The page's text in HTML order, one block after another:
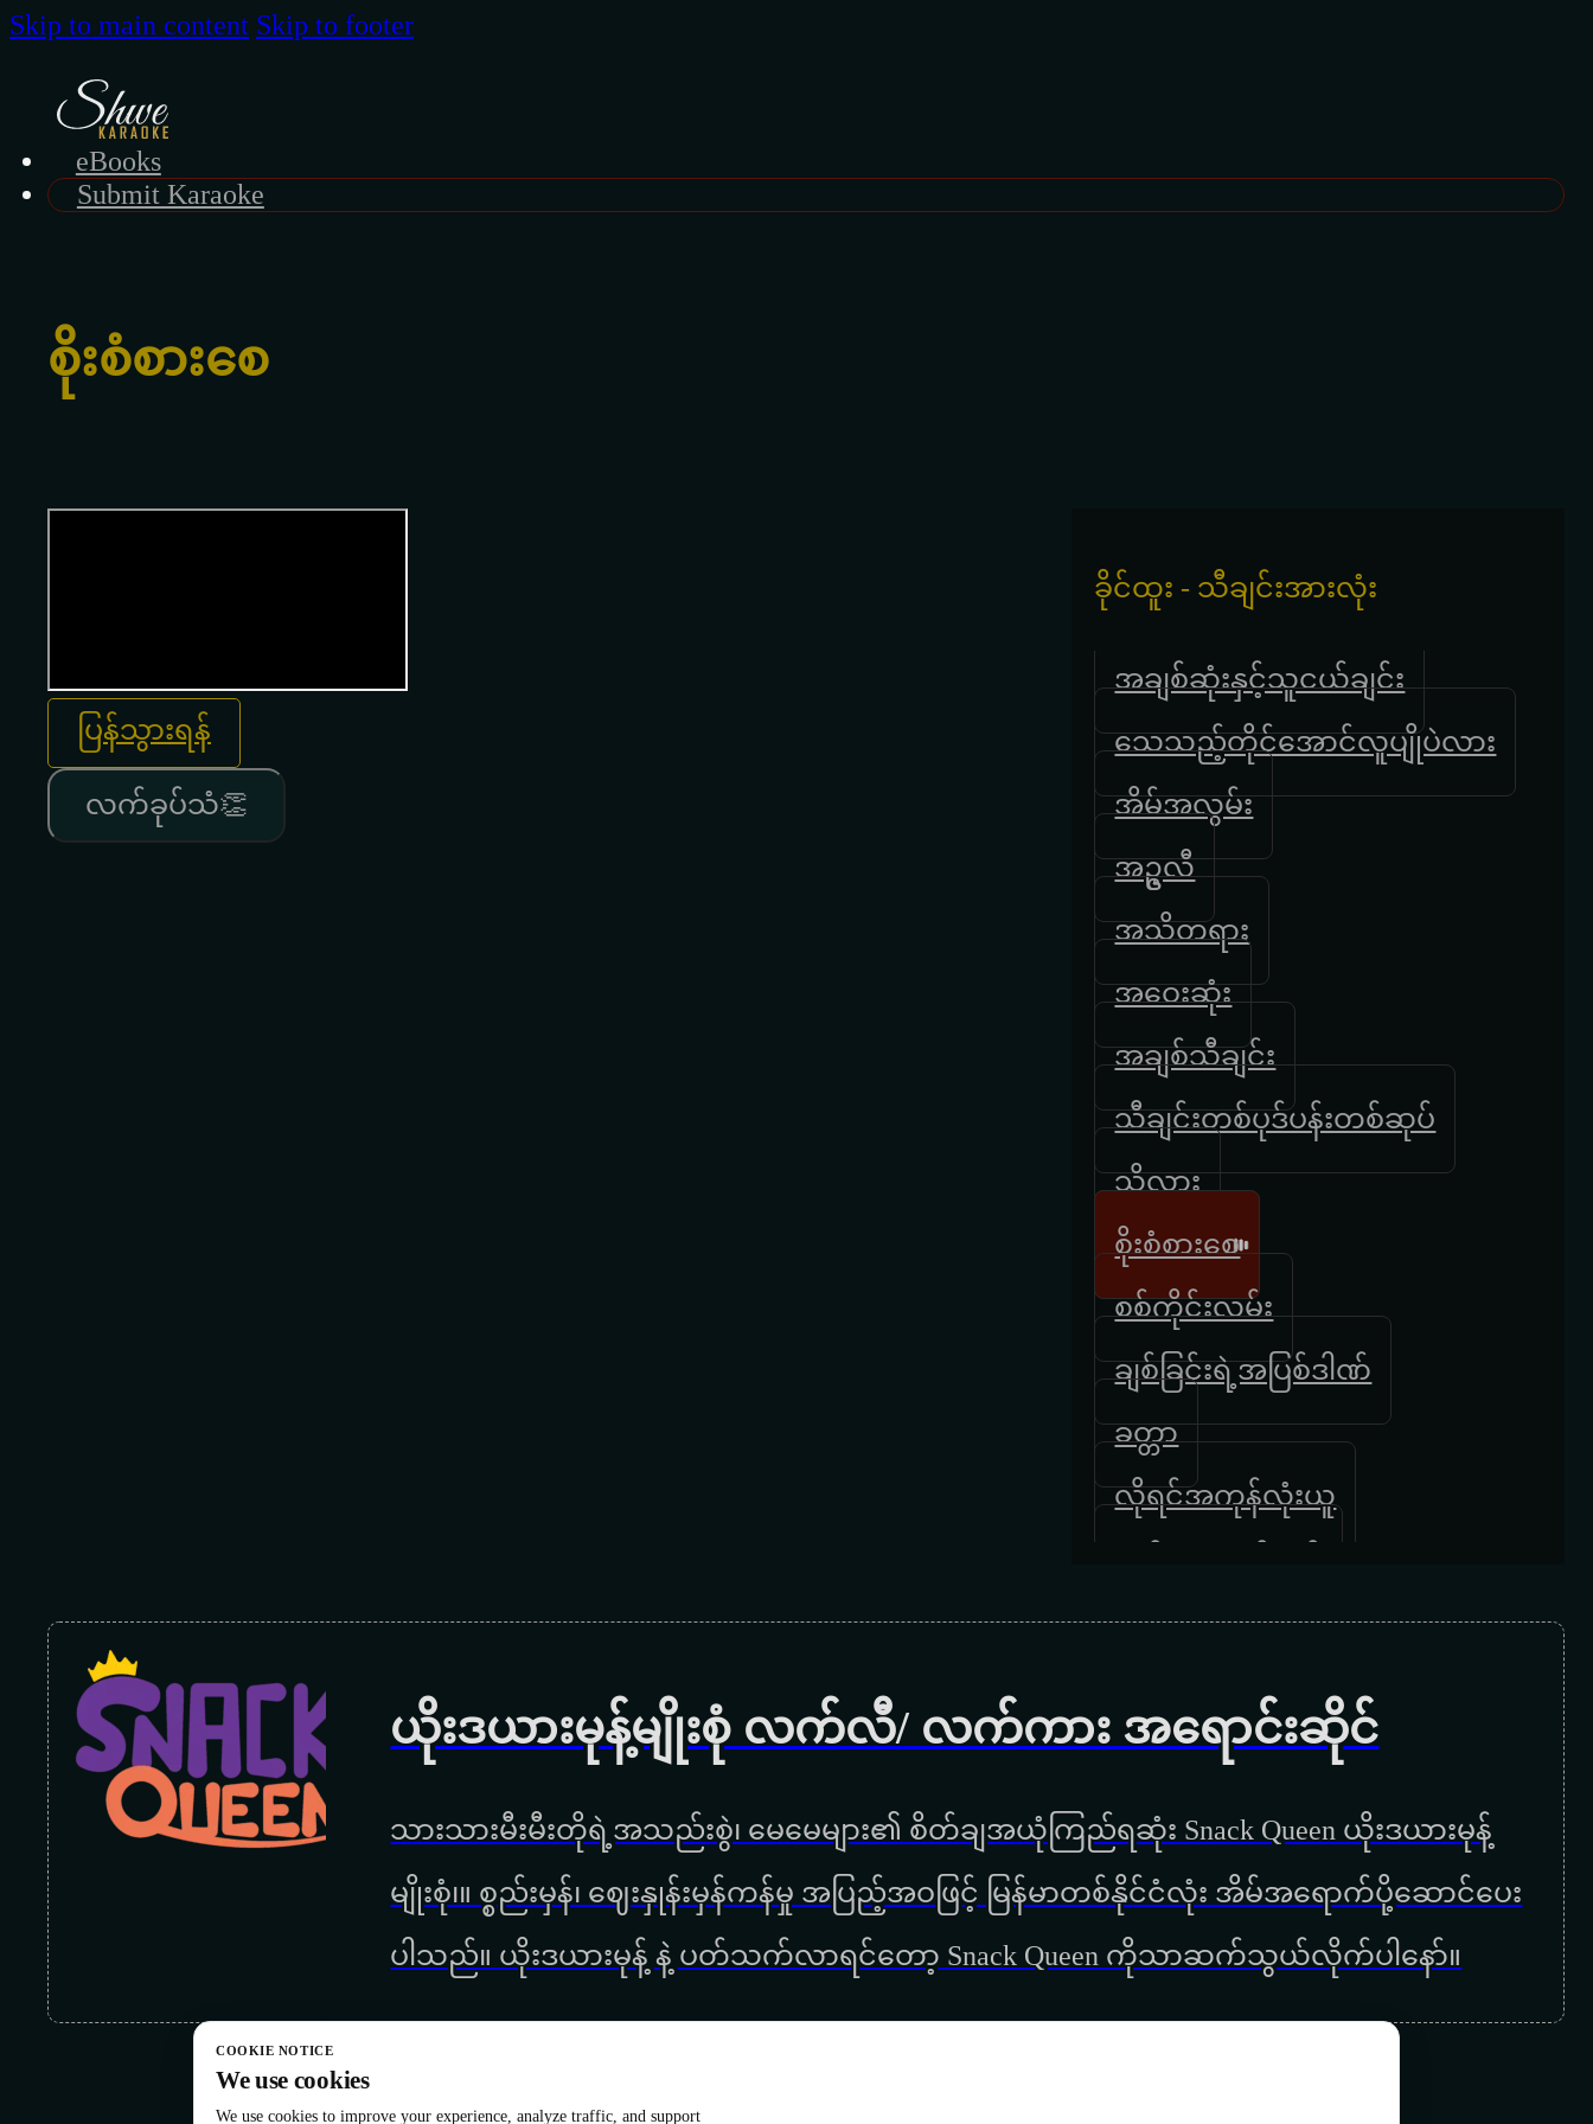
Skip to main content Skip to footer
eBooks
Submit Karaoke
စိုးစံစားစေ
ပြန်သွားရန်
လက်ခုပ်သံ👏
ခိုင်ထူး - သီချင်းအားလုံး
အချစ်ဆုံးနှင့်သူငယ်ချင်း
သေသည့်တိုင်အောင်လူပျိုပဲလား
အိမ်အလွမ်း
အဥ္ဇလီ
အသိတရား
အဝေးဆုံး
အချစ်သီချင်း
သီချင်းတစ်ပုဒ်ပန်းတစ်ဆုပ်
သိလား
စိုးစံစားစေ
စစ်ကိုင်းလမ်း
ချစ်ခြင်းရဲ့အပြစ်ဒါဏ်
ခတ္တာ
လိုရင်အကုန်လုံးယူ
ရွှေလသာမှ
မကျေနပ်ဘူး
ဘယ်သူမှမကောင်းဘူး
ဖိုးသာထူး
နေရာဟောင်းမှာ
ယိုးဒယားမုန့်မျိုးစုံ လက်လီ/ လက်ကား အရောင်းဆိုင်
သားသားမီးမီးတိုရဲ့အသည်းစွဲ၊ မေမေများ၏ စိတ်ချအယုံကြည်ရဆုံး Snack Queen ယိုးဒယားမုန့်
မျိုးစုံ၊။ စ္စည်းမှန်၊ ‌ဈေးနှုန်းမှန်ကန်မှု အပြည့်အဝဖြင့် မြန်မာတစ်နိုင်ငံလုံး အိမ်အရောက်ပို့ဆောင်ပေး
ပါသည်။ ယိုးဒယားမုန့် နဲ့ ပတ်သက်လာရင်တော့ Snack Queen ကိုသာဆက်သွယ်လိုက်ပါနော်။
COOKIE NOTICE
We use cookies
We use cookies to improve your experience, analyze traffic, and support